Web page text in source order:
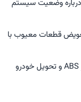
درباره وضعیت سیستم
قطعات معیوب با
تست نهایی سیستم ترمز ABS و تحویل خودرو